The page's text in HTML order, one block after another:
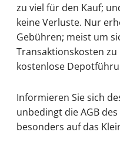
zu viel für den Kauf;
keine Verluste. Nur
Gebühren; meist um
Transaktionskosten
kostenlose
Informieren Sie sich
unbedingt die AGB
besonders auf das